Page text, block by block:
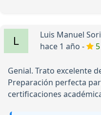
Luis Manuel
hace 1 año -
Genial. Trato excelente
Preparación perfecta
certificaciones